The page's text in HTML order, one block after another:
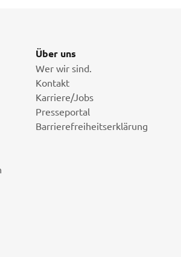
Über uns
Wer wir sind.
Kontakt
Karriere/Jobs
Presseportal
Barrierefreiheitserklärung